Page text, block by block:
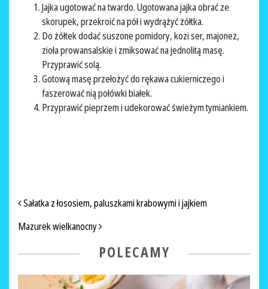
Jajka ugotować na twardo. Ugotowana jajka obrać ze
skorupek, przekroić na pół i wydrążyć żółtka.
Do żółtek dodać suszone pomidory, kozi ser, majonez,
zioła prowansalskie i zmiksować na jednolitą masę.
Przyprawić solą.
Gotową masę przełożyć do rękawa cukierniczego i
faszerować nią połówki białek.
Przyprawić pieprzem i udekorować świeżym tymiankiem.
NAWIGACJA PO ARTYKUŁACH
Sałatka z łososiem, paluszkami krabowymi i jajkiem
Mazurek wielkanocny
POLECAMY